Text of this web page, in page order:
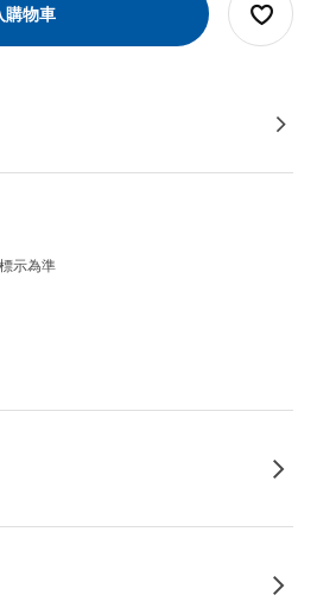
購物車
示為準